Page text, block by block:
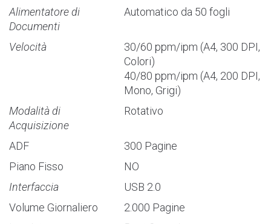
Alimentatore di
Documenti
Automatico da 50 fogli
Velocità
30/60 ppm/ipm (A4, 300 DPI,
Colori)
40/80 ppm/ipm (A4, 200 DPI,
Mono, Grigi)
Modalità di
Acquisizione
Rotativo
ADF
300 Pagine
Piano Fisso
NO
Interfaccia
USB 2.0
Volume Giornaliero
2.000 Pagine